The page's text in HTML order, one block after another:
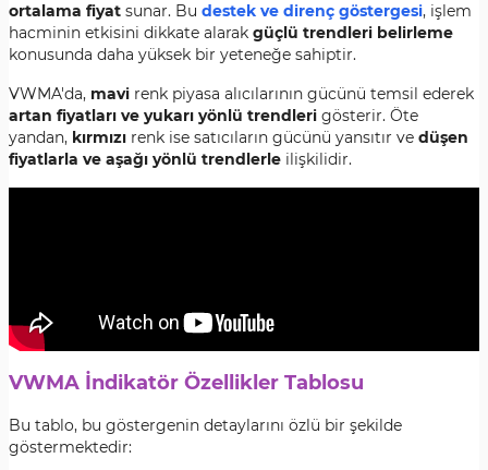
ortalama fiyat sunar. Bu destek ve direnç göstergesi, işlem
hacminin etkisini dikkate alarak güçlü trendleri belirleme
konusunda daha yüksek bir yeteneğe sahiptir.
VWMA'da, mavi renk piyasa alıcılarının gücünü temsil ederek
artan fiyatları ve yukarı yönlü trendleri gösterir. Öte
yandan, kırmızı renk ise satıcıların gücünü yansıtır ve düşen
fiyatlarla ve aşağı yönlü trendlerle ilişkilidir.
VWMA İndikatör Özellikler Tablosu
Bu tablo, bu göstergenin detaylarını özlü bir şekilde
göstermektedir: